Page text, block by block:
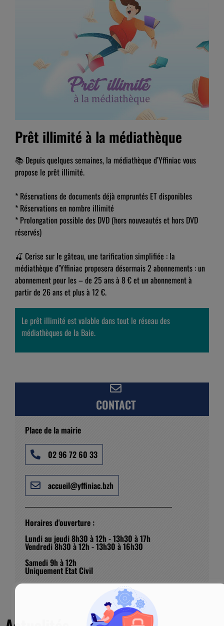
Prêt illimité à la médiathèque
📚 Depuis quelques semaines, la médiathèque d’Yffiniac vous
propose le prêt illimité.
* Réservations de documents déjà empruntés ET disponibles
* Réservations en nombre illimité
* Prolongation possible des DVD (hors nouveautés et hors DVD
réservés)
🍒 Cerise sur le gâteau, une tarification simplifiée : la
médiathèque d’Yffiniac proposera désormais 2 abonnements : un
abonnement pour les – de 25 ans à 8 € et un abonnement à
partir de 26 ans et plus à 12 €.
Le prêt illimité est valable dans tout le réseau des
médiathèques de la Baie.
CONTACT
Place de la mairie
02 96 72 60 33
accueil@yffiniac.bzh
Horaires d'ouverture :
Lundi au jeudi 8h30 à 12h - 13h30 à 17h
Vendredi 8h30 à 12h - 13h30 à 16h30
Samedi 9h à 12h
Uniquement Etat Civil